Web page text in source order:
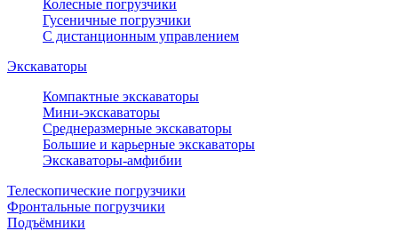
Колесные погрузчики
Гусеничные погрузчики
С дистанционным управлением
Экскаваторы
Компактные экскаваторы
Мини-экскаваторы
Среднеразмерные экскаваторы
Большие и карьерные экскаваторы
Экскаваторы-амфибии
Телескопические погрузчики
Фронтальные погрузчики
Подъёмники